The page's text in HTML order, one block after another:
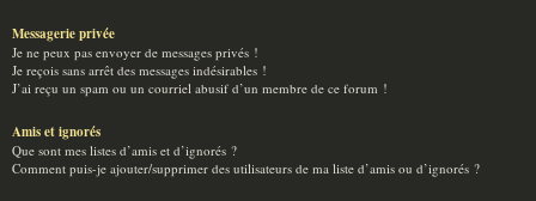
Messagerie privée
Je ne peux pas envoyer de messages privés !
Je reçois sans arrêt des messages indésirables !
J’ai reçu un spam ou un courriel abusif d’un membre de ce forum !
Amis et ignorés
Que sont mes listes d’amis et d’ignorés ?
Comment puis-je ajouter/supprimer des utilisateurs de ma liste d’amis ou d’ignorés ?